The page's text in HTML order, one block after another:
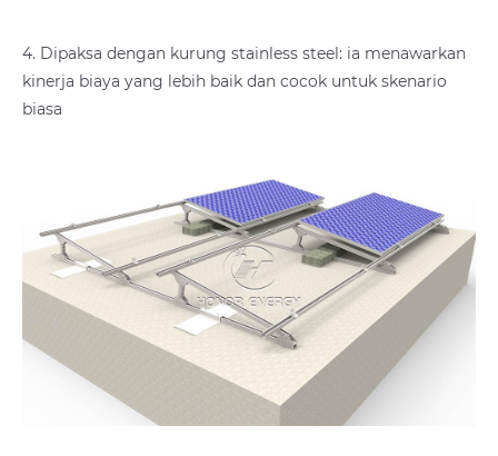
4. Dipaksa dengan kurung stainless steel: ia menawarkan
kinerja biaya yang lebih baik dan cocok untuk skenario
biasa